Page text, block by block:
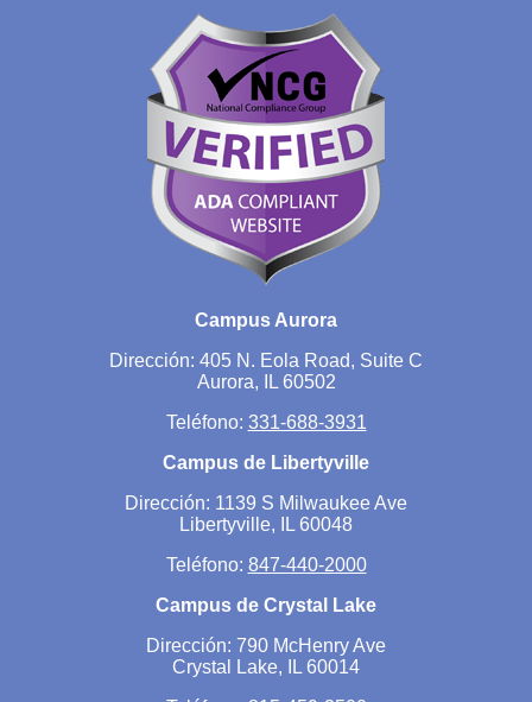
Campus Aurora
Dirección: 405 N. Eola Road, Suite C
Aurora, IL 60502
Teléfono: 331-688-3931
Campus de Libertyville
Dirección: 1139 S Milwaukee Ave
Libertyville, IL 60048
Teléfono: 847-440-2000
Campus de Crystal Lake
Dirección: 790 McHenry Ave
Crystal Lake, IL 60014